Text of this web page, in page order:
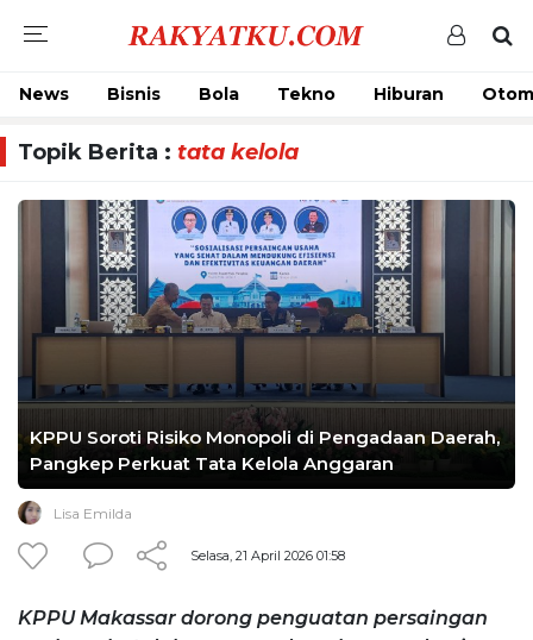
News Bisnis Bola Tekno Hiburan
Topik Berita : tata kelola
KPPU Soroti Risiko Monopoli di Pengadaan Daerah,
Pangkep Perkuat Tata Kelola Anggaran
Lisa Emilda
Selasa, 21 April 2026 01:58
KPPU Makassar dorong penguatan persaingan